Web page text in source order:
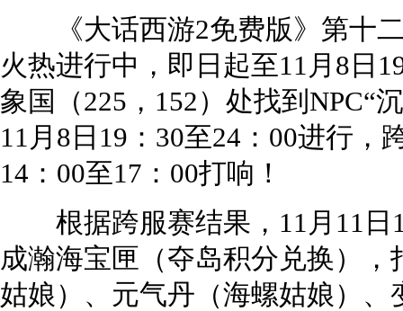
《大话西游2免费版》第十二
火热进行中，即日起至11月8日
象国（225，152）处找到NPC“
11月8日19：30至24：00进行，
14：00至17：00打响！
根据跨服赛结果，11月11日
成瀚海宝匣（夺岛积分兑换）
姑娘）、元气丹（海螺姑娘）